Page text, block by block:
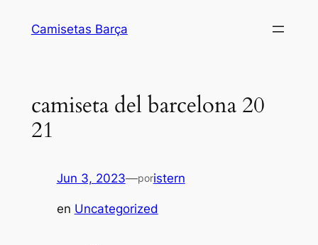
Camisetas Barça
camiseta del barcelona 20
21
Jun 3, 2023—poristern
en Uncategorized